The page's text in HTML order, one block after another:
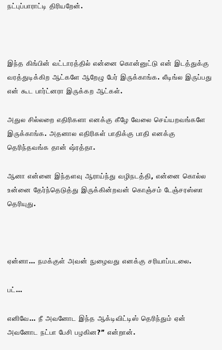
நட்புப்பாராட்டி திரியறேன்.
இந்த கிங்பின் வட்டாரத்தில் என்னை கொன்னுட்டு என் இடத்துக்கு
வரத்துடிக்கிற ஆட்களே ஆறேழு பேர் இருக்காங்க. லீடிங்ல இருப்பது
என் கூட பார்ட்னரா இருக்கற ஆட்கள்.
அதுல சில்லறை எதிரிகளா எனக்கு கீழே வேலை செய்யறவங்களே
இருக்காங்க. அதனால எதிரிகள் பாதிக்கு பாதி எனக்கு
தெரிந்தவங்க தான் ஷ்ரத்தா.
ஆனா என்னை இந்தளவு ஆராய்ந்து வழிநடத்தி, என்னை கொல்ல
உன்னை தேர்ந்தெடுத்து இருக்கின்றவன் கொஞ்சம் டேஞ்சரஸ்ஸா
தெரியுது.
ஏன்னா… நமக்குள் அவன் நுழைவது எனக்கு சரியாப்படலை.
பட்…
எனிவே… நீ அவனோட இந்த ஆக்டிவிட்டிஸ் தெரிந்தும் ஏன்
அவனோட நட்பா பேசி பழகின?” என்றான்.